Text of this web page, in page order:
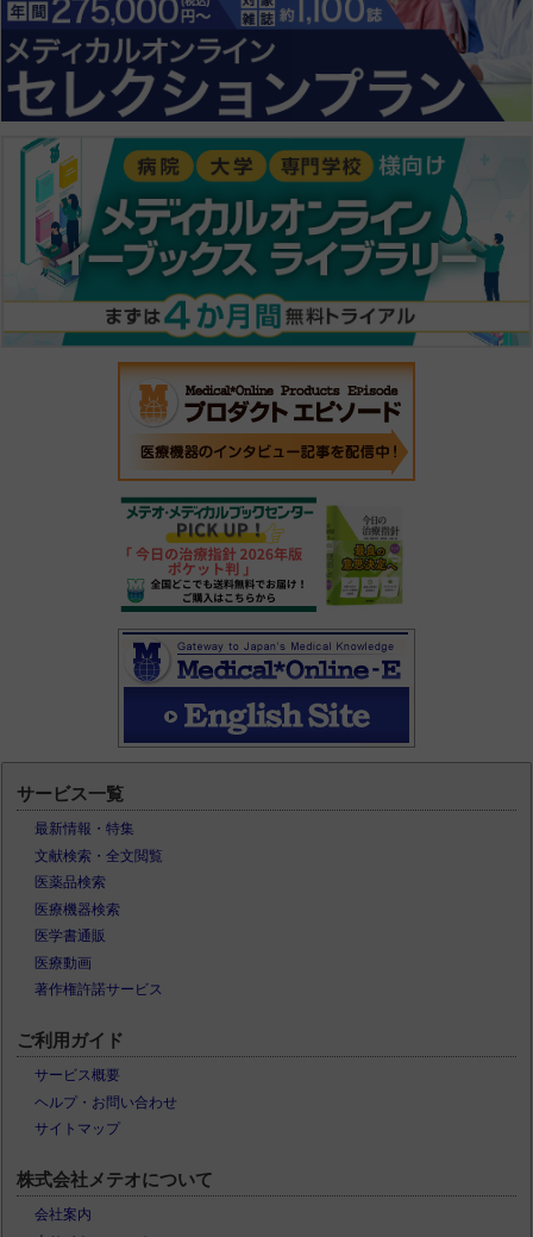
サービス一覧
最新情報・特集
文献検索・全文閲覧
医薬品検索
医療機器検索
医学書通販
医療動画
著作権許諾サービス
ご利用ガイド
サービス概要
ヘルプ・お問い合わせ
サイトマップ
株式会社メテオについて
会社案内